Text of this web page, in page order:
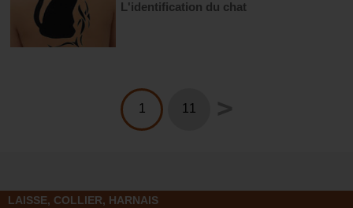
L'identification du chat
1 11
LAISSE, COLLIER, HARNAIS